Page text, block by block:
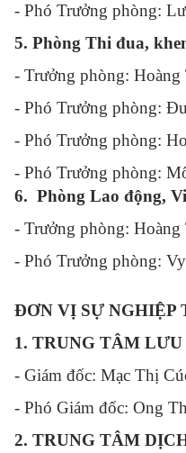
- Phó Trưởng phòng:
5. Phòng Thi đua,
- Trưởng phòng:
- Phó Trưởng phòng:
- Phó Trưởng phòng:
- Phó Trưởng phòng:
6. Phòng Lao động,
- Trưởng phòng:
- Phó Trưởng phòng:
ĐƠN VỊ SỰ NGHIỆP
1. TRUNG TÂM
- Giám đốc: Mạc Thị
- Phó Giám đốc: Ong
2. TRUNG TÂM